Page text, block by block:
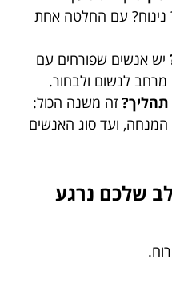
נינוח? עם החלטה אחת
יש אנשים שפורחים עם
מרחב לנשום ולבחור.
תהליך? זה משנה הכול:
המנחה, ועד סוג האנשים
שלכם נרגע